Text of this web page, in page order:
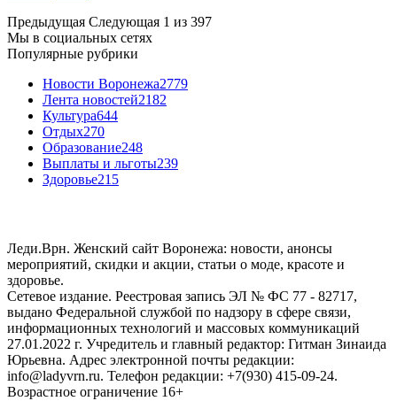
Предыдущая Следующая 1 из 397
Мы в социальных сетях
Популярные рубрики
Новости Воронежа2779
Лента новостей2182
Культура644
Отдых270
Образование248
Выплаты и льготы239
Здоровье215
Леди.Врн. Женский сайт Воронежа: новости, анонсы
мероприятий, скидки и акции, статьи о моде, красоте и
здоровье.
Сетевое издание. Реестровая запись ЭЛ № ФС 77 - 82717,
выдано Федеральной службой по надзору в сфере связи,
информационных технологий и массовых коммуникаций
27.01.2022 г. Учредитель и главный редактор: Гитман Зинаида
Юрьевна. Адрес электронной почты редакции:
info@ladyvrn.ru. Телефон редакции: +7(930) 415-09-24.
Возрастное ограничение 16+